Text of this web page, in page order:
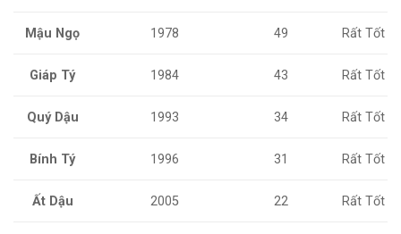
Mậu Ngọ 1978 49 Rất Tốt
Giáp Tý 1984 43 Rất Tốt
Quý Dậu 1993 34 Rất Tốt
Bính Tý 1996 31 Rất Tốt
Ất Dậu 2005 22 Rất Tốt